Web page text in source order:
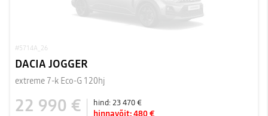
#5714A_26
DACIA JOGGER
extreme 7-k Eco-G 120hj
22 990 € hind:23 470 €
hinnavõit:480 €